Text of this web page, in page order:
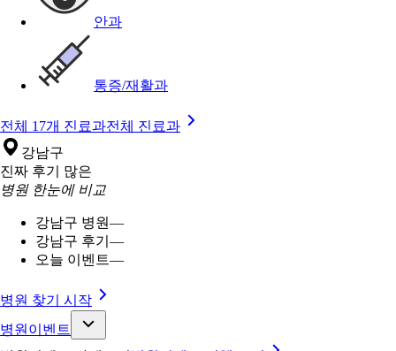
안과
통증/재활과
전체 17개 진료과전체 진료과
강남구
진짜 후기 많은
병원 한눈에 비교
강남구 병원—
강남구 후기 —
오늘 이벤트—
병원 찾기 시작
병원이벤트